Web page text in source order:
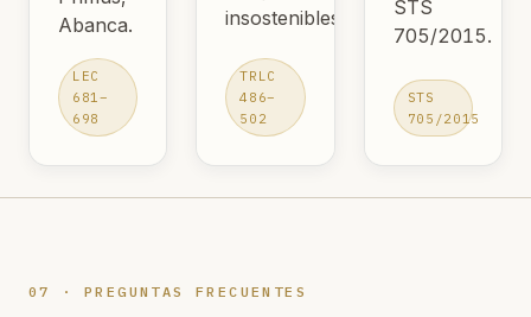
Abanca.
LEC
681–
698
insostenibles.
TRLC
486–
502
STS
705/2015.
STS
705/2015
07 · PREGUNTAS FRECUENTES